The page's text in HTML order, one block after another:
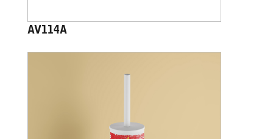
AV114A